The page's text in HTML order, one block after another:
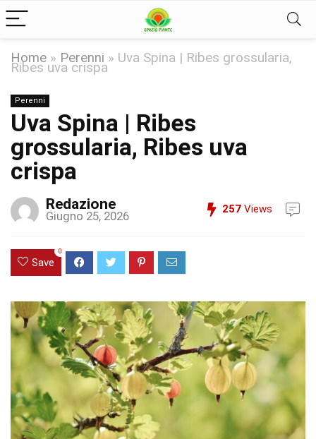
Home » Perenni » Uva Spina | Ribes grossularia,
Ribes uva crispa
Perenni
Uva Spina | Ribes
grossularia, Ribes uva
crispa
Redazione
Giugno 25, 2026 257 Views
Save
0